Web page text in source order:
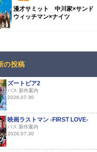
漫才サミット 中川家×サンド
ウィッチマン×ナイツ
の投稿
ズートピア2
バス 新作案内
2026.07.30
映画ラストマン -FIRST LOVE-
バス 新作案内
2026.07.30